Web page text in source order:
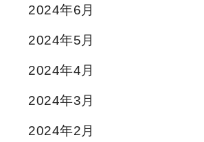
2024年6月
2024年5月
2024年4月
2024年3月
2024年2月